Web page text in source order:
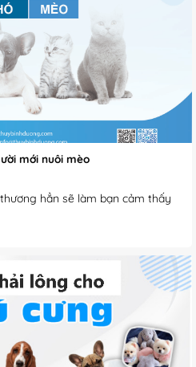
mới nuôi mèo
hẳn sẽ làm bạn cảm thấy